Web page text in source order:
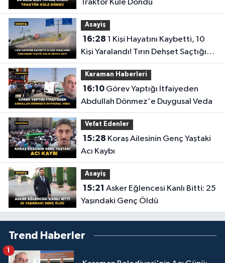
Traktör Küle Döndü
Asayiş
16:28
Kişi Yaralandı! Tırın Dehşet Saçtığı
Anlar Ortaya Çıktı
Karaman Haberleri
16:10Görev Yaptığı İtfaiyeden
Abdullah Dönmez'e Duygusal Veda
Vefat Edenler
15:28
Acı Kaybı
Asayiş
15:21
Yaşındaki Genç Öldü
Trend Haberler
1